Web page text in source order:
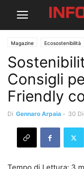
Magazine Ecosostenibilità
Consigli
Friendly
Di Gennaro Arpaia - 30